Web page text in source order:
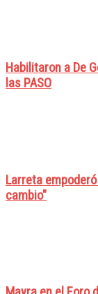
Habilitaron a De
las PASO
Larreta
cambio"